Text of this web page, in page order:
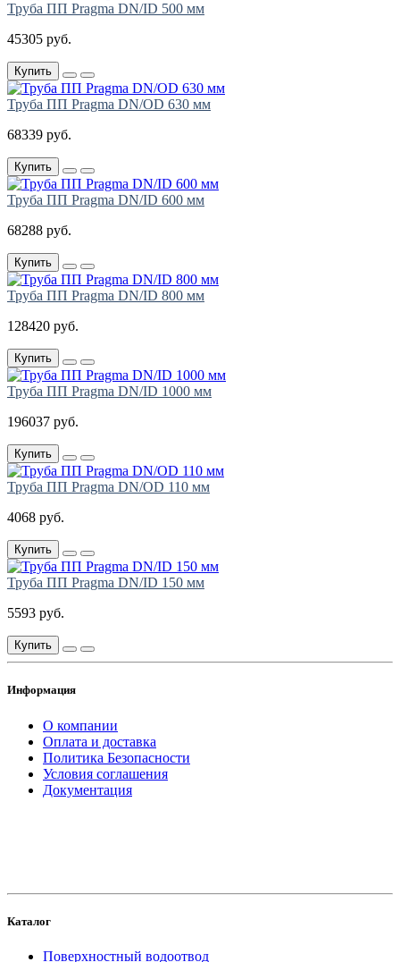
Труба ПП Pragma DN/ID 500 мм
45305 руб.
Купить
Труба ПП Pragma DN/OD 630 мм
68339 руб.
Купить
Труба ПП Pragma DN/ID 600 мм
68288 руб.
Купить
Труба ПП Pragma DN/ID 800 мм
128420 руб.
Купить
Труба ПП Pragma DN/ID 1000 мм
196037 руб.
Купить
Труба ПП Pragma DN/OD 110 мм
4068 руб.
Купить
Труба ПП Pragma DN/ID 150 мм
5593 руб.
Купить
Информация
О компании
Оплата и доставка
Политика Безопасности
Условия соглашения
Документация
Каталог
Поверхностный водоотвод